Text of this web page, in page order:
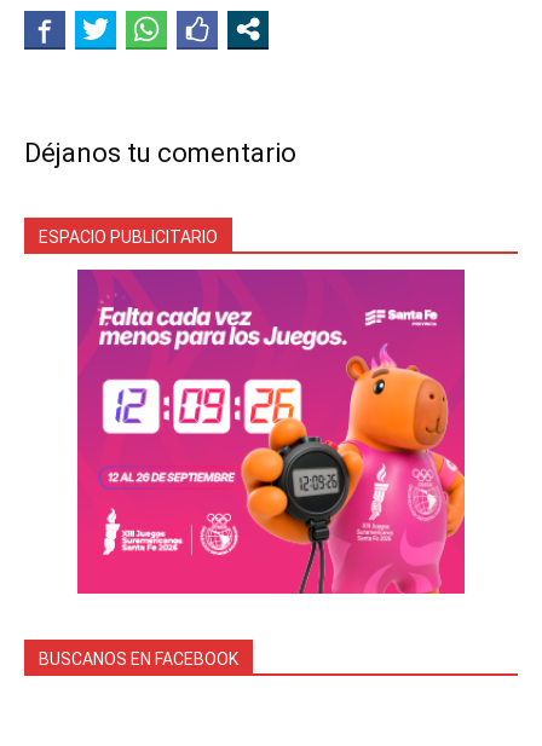
Déjanos tu comentario
ESPACIO PUBLICITARIO
BUSCANOS EN FACEBOOK